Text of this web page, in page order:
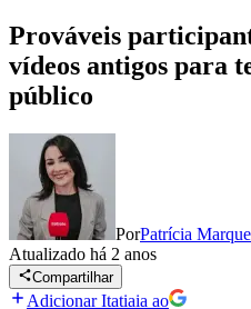
Prováveis
vídeos antigos para
público
PorPatrícia
Atualizado há 2 anos
Compartilhar
Adicionar Itatiaia ao